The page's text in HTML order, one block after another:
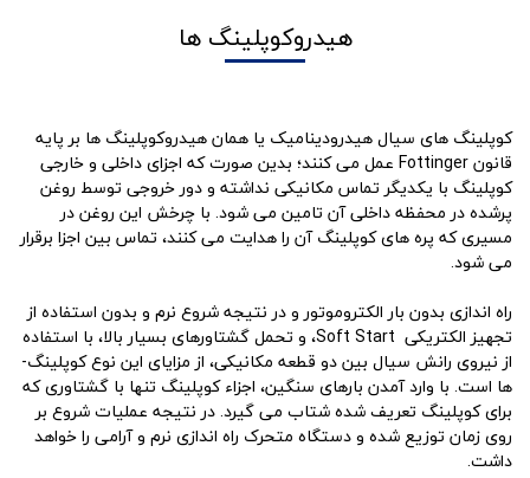
هیدروکوپلینگ ها
کوپلینگ­ های سیال هیدرودینامیک یا همان هیدروکوپلینگ­ ها بر پایه
قانون Fottinger عمل می­ کنند؛ بدین صورت که اجزای داخلی و خارجی
کوپلینگ با یکدیگر تماس مکانیکی نداشته و دور خروجی توسط روغن
پرشده در محفظه داخلی آن تامین می­ شود. با چرخش این روغن در
مسیری که پره­ های کوپلینگ آن را هدایت می­ کنند، تماس بین اجزا برقرار
می­ شود.
راه ­اندازی بدون بار الکتروموتور و در نتیجه شروع نرم و بدون استفاده از
تجهیز الکتریکی Soft Start، و تحمل گشتاورهای بسیار بالا، با استفاده
از نیروی رانش سیال بین دو قطعه مکانیکی، از مزایای این نوع کوپلینگ­
ها است. با وارد آمدن بارهای سنگین، اجزاء کوپلینگ تنها با گشتاوری که
برای کوپلینگ تعریف شده شتاب می­ گیرد. در نتیجه عملیات شروع بر
روی زمان توزیع شده و دستگاه متحرک راه­ اندازی نرم و آرامی را خواهد
داشت.